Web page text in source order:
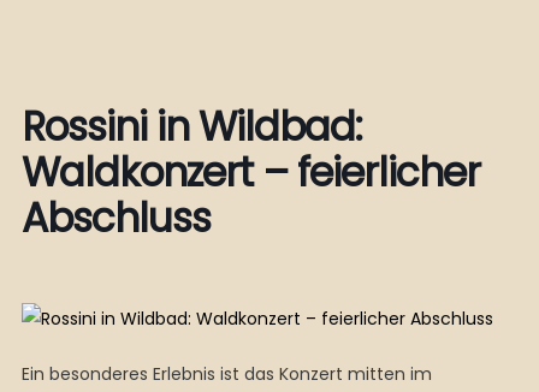
Rossini in Wildbad:
Waldkonzert – feierlicher
Abschluss
Ein besonderes Erlebnis ist das Konzert mitten im